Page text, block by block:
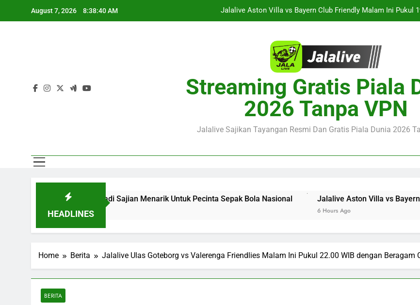
August 7, 2026 8:38:41 AM
Jalalive Streaming Monaco vs Getafe Club Friendly Dini Hari
Streaming Singapura vs Indonesia Piala ASEAN Malam
Jalalive Aston Villa vs Bayern Club Friendly Malam Ini Pukul
Jalalive Streaming Monaco vs Getafe Club Friendly Dini Hari
KuPS vs U Craiova Liga Eropa UEFA Malam Ini Pukul
Streaming Gratis Piala
2026 Tanpa VPN
Jalalive Sajikan Tayangan Resmi Dan Gratis Piala Dunia 2026
HEADLINES
Menjadi Sajian Menarik Untuk Pecinta Sepak Bola Nasional Jalalive Aston Villa vs Bayern Club Friendly
Home Berita Jalalive Ulas Goteborg vs Valerenga Friendlies Malam Ini Pukul 22.00 WIB dengan
BERITA